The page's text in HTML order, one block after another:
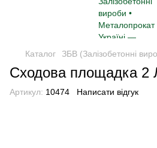
Каталог ЗБВ (Залізобетонні
Сходова площадка 2
Артикул: 10474 Написати відгук